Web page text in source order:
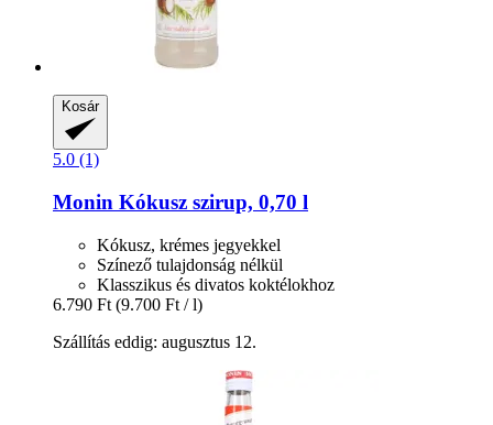
Kosár
5.0 (1)
Monin Kókusz szirup, 0,70 l
Kókusz, krémes jegyekkel
Színező tulajdonság nélkül
Klasszikus és divatos koktélokhoz
6.790 Ft (9.700 Ft / l)
Szállítás eddig: augusztus 12.